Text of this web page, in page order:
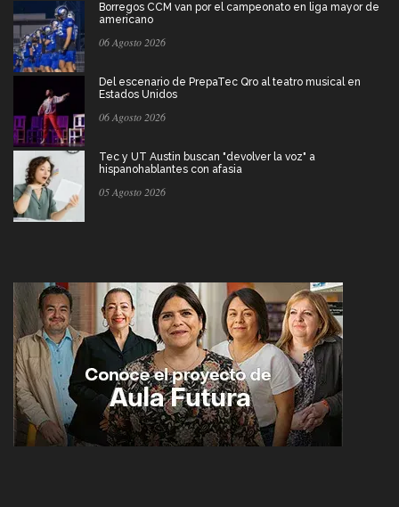
Borregos CCM van por el campeonato en liga mayor de
americano
06 Agosto 2026
Del escenario de PrepaTec Qro al teatro musical en
Estados Unidos
06 Agosto 2026
Tec y UT Austin buscan "devolver la voz" a
hispanohablantes con afasia
05 Agosto 2026